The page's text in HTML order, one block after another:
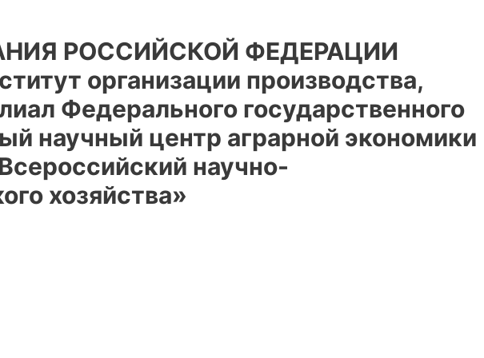
РОССИЙСКОЙ ФЕДЕРАЦИИ
организации производства,
Федерального государственного
научный центр аграрной экономики
научно-
хозяйства»